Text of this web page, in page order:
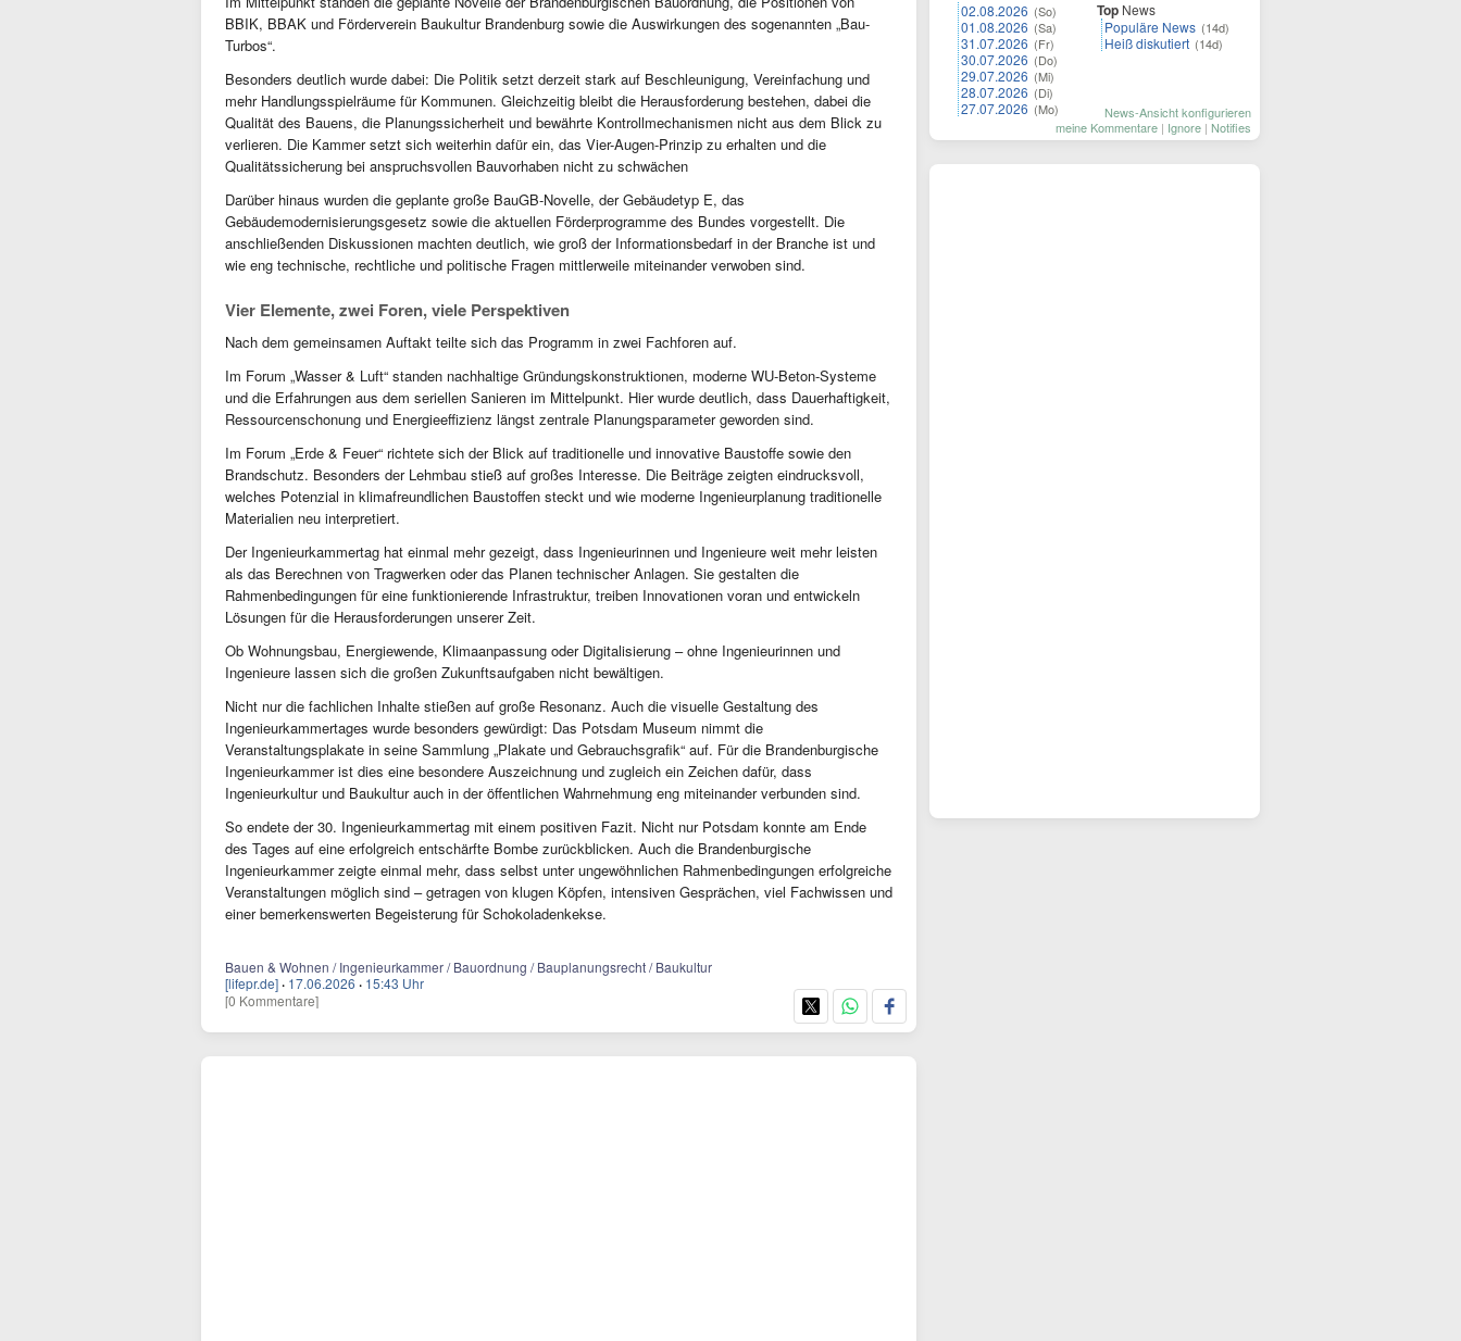
BBIK, BBAK und Förderverein Baukultur Brandenburg sowie die Auswirkungen des sogenannten „Bau-
Turbos“.
Besonders deutlich wurde dabei: Die Politik setzt derzeit stark auf Beschleunigung, Vereinfachung und
mehr Handlungsspielräume für Kommunen. Gleichzeitig bleibt die Herausforderung bestehen, dabei die
Qualität des Bauens, die Planungssicherheit und bewährte Kontrollmechanismen nicht aus dem Blick zu
verlieren. Die Kammer setzt sich weiterhin dafür ein, das Vier-Augen-Prinzip zu erhalten und die
Qualitätssicherung bei anspruchsvollen Bauvorhaben nicht zu schwächen
Darüber hinaus wurden die geplante große BauGB-Novelle, der Gebäudetyp E, das
Gebäudemodernisierungsgesetz sowie die aktuellen Förderprogramme des Bundes vorgestellt. Die
anschließenden Diskussionen machten deutlich, wie groß der Informationsbedarf in der Branche ist und
wie eng technische, rechtliche und politische Fragen mittlerweile miteinander verwoben sind.
Vier Elemente, zwei Foren, viele Perspektiven
Nach dem gemeinsamen Auftakt teilte sich das Programm in zwei Fachforen auf.
Im Forum „Wasser & Luft“ standen nachhaltige Gründungskonstruktionen, moderne WU-Beton-Systeme
und die Erfahrungen aus dem seriellen Sanieren im Mittelpunkt. Hier wurde deutlich, dass Dauerhaftigkeit,
Ressourcenschonung und Energieeffizienz längst zentrale Planungsparameter geworden sind.
Im Forum „Erde & Feuer“ richtete sich der Blick auf traditionelle und innovative Baustoffe sowie den
Brandschutz. Besonders der Lehmbau stieß auf großes Interesse. Die Beiträge zeigten eindrucksvoll,
welches Potenzial in klimafreundlichen Baustoffen steckt und wie moderne Ingenieurplanung traditionelle
Materialien neu interpretiert.
Der Ingenieurkammertag hat einmal mehr gezeigt, dass Ingenieurinnen und Ingenieure weit mehr leisten
als das Berechnen von Tragwerken oder das Planen technischer Anlagen. Sie gestalten die
Rahmenbedingungen für eine funktionierende Infrastruktur, treiben Innovationen voran und entwickeln
Lösungen für die Herausforderungen unserer Zeit.
Ob Wohnungsbau, Energiewende, Klimaanpassung oder Digitalisierung – ohne Ingenieurinnen und
Ingenieure lassen sich die großen Zukunftsaufgaben nicht bewältigen.
Nicht nur die fachlichen Inhalte stießen auf große Resonanz. Auch die visuelle Gestaltung des
Ingenieurkammertages wurde besonders gewürdigt: Das Potsdam Museum nimmt die
Veranstaltungsplakate in seine Sammlung „Plakate und Gebrauchsgrafik“ auf. Für die Brandenburgische
Ingenieurkammer ist dies eine besondere Auszeichnung und zugleich ein Zeichen dafür, dass
Ingenieurkultur und Baukultur auch in der öffentlichen Wahrnehmung eng miteinander verbunden sind.
So endete der 30. Ingenieurkammertag mit einem positiven Fazit. Nicht nur Potsdam konnte am Ende
des Tages auf eine erfolgreich entschärfte Bombe zurückblicken. Auch die Brandenburgische
Ingenieurkammer zeigte einmal mehr, dass selbst unter ungewöhnlichen Rahmenbedingungen erfolgreiche
Veranstaltungen möglich sind – getragen von klugen Köpfen, intensiven Gesprächen, viel Fachwissen und
einer bemerkenswerten Begeisterung für Schokoladenkekse.
Bauen & Wohnen / Ingenieurkammer / Bauordnung / Bauplanungsrecht / Baukultur
[lifepr.de] · 17.06.2026 · 15:43 Uhr
[0 Kommentare]
02.08.2026 (So)
01.08.2026 (Sa)
31.07.2026 (Fr)
30.07.2026 (Do)
29.07.2026 (Mi)
28.07.2026 (Di)
27.07.2026 (Mo)
Top News
Populäre News (14d)
Heiß diskutiert (14d)
News-Ansicht konfigurieren
meine Kommentare | Ignore | Notifies